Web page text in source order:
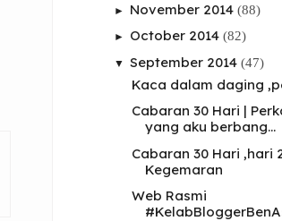
► November 2014 (88)
► October 2014 (82)
▼ September 2014 (47)
Kaca dalam daging
Cabaran 30 Hari |
yang aku berbang...
Cabaran 30 Hari ,hari
Kegemaran
Web Rasmi